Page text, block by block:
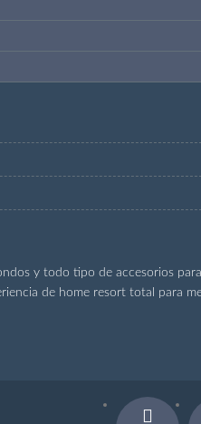
y todo tipo de accesorios
de home resort total para